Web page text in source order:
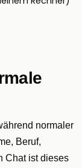
normaler
Beruf,
Chat ist dieses